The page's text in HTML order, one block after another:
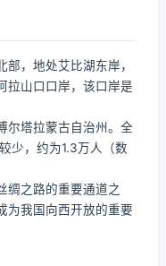
，地处艾比湖东岸，
拉山口口岸，该口岸是
尔塔拉蒙古自治州。全
少，约为1.3万人（数
绸之路的重要通道之
为我国向西开放的重要